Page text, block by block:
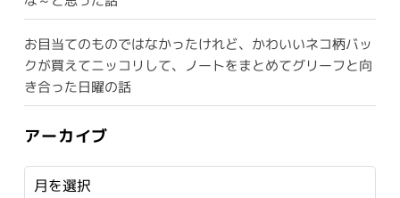
お目当てのものではなかったけれど、かわいいネコ柄バッ
クが買えてニッコリして、ノートをまとめてグリーフと向
き合った日曜の話
アーカイブ